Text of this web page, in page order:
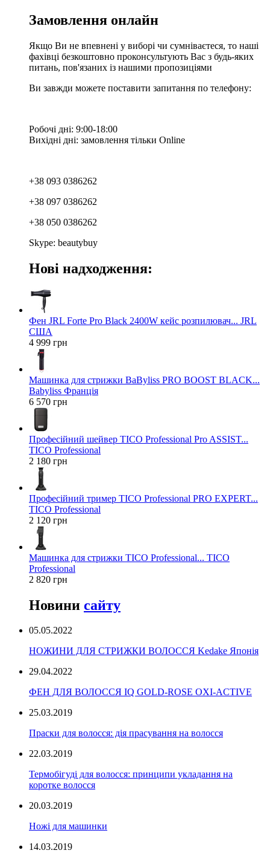
Замовлення онлайн
Якщо Ви не впевнені у виборі чи сумніваєтеся, то наші
фахівці безкоштовно проконсультують Вас з будь-яких
питань, пов'язаних із нашими пропозиціями
Ви завжди можете поставити запитання по телефону:
Робочі дні: 9:00-18:00
Вихідні дні: замовлення тільки Online
+38 093 0386262
+38 097 0386262
+38 050 0386262
Skype: beautybuy
Нові надходження:
Фен JRL Forte Pro Black 2400W кейс розпилювач... JRL
США
4 999 грн
Машинка для стрижки BaByliss PRO BOOST BLACK...
Babyliss Франція
6 570 грн
Професійний шейвер TICO Professional Pro ASSIST...
TICO Professional
2 180 грн
Професійний тример TICO Professional PRO EXPERT...
TICO Professional
2 120 грн
Машинка для стрижки TICO Professional... TICO
Professional
2 820 грн
Новини сайту
05.05.2022
НОЖИНИ ДЛЯ СТРИЖКИ ВОЛОССЯ Kedake Японія
29.04.2022
ФЕН ДЛЯ ВОЛОССЯ IQ GOLD-ROSE OXI-ACTIVE
25.03.2019
Праски для волосся: дія прасування на волосся
22.03.2019
Термобігуді для волосся: принципи укладання на
коротке волосся
20.03.2019
Ножі для машинки
14.03.2019